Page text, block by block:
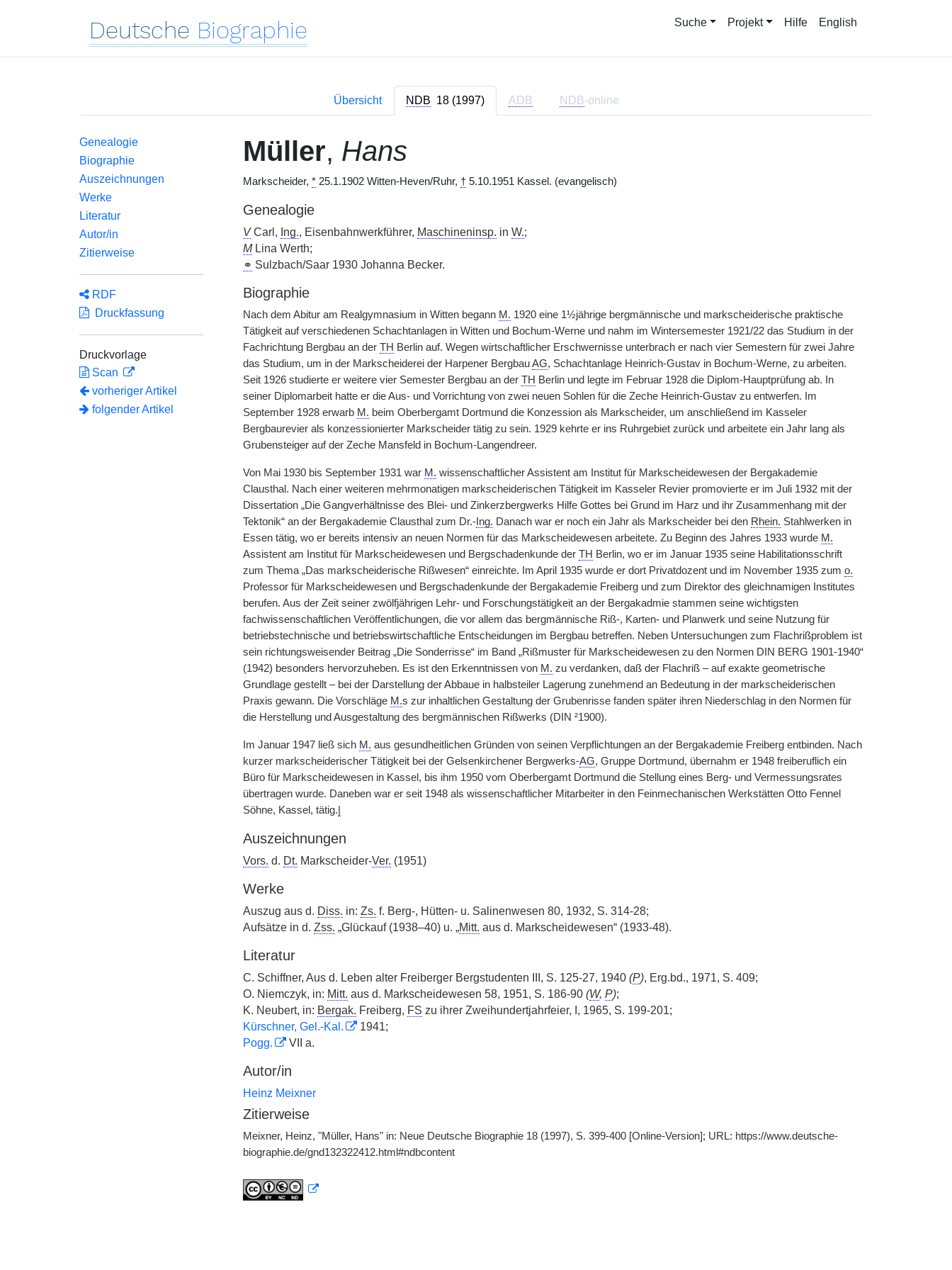
Deutsche Biographie Suche Projekt Hilfe English
Übersicht NDB 18 (1997) ADB NDB-online
Genealogie
Biographie
Auszeichnungen
Werke
Literatur
Autor/in
Zitierweise
RDF
Druckfassung
Druckvorlage
Scan
vorheriger Artikel
folgender Artikel
Müller, Hans
Markscheider, *25.1.1902 Witten-Heven/Ruhr, †5.10.1951 Kassel. (evangelisch)
Genealogie
VCarl, Ing., Eisenbahnwerkführer, Maschineninsp. in W.;
MLina Werth;
⚭ Sulzbach/Saar 1930 Johanna Becker.
Biographie
Nach dem Abitur am Realgymnasium in Witten begann M. 1920 eine 1½jährige bergmännische und markscheiderische praktische
Tätigkeit auf verschiedenen Schachtanlagen in Witten und Bochum-Werne und nahm im Wintersemester 1921/22 das Studium in der
Fachrichtung Bergbau an der TH Berlin auf. Wegen wirtschaftlicher Erschwernisse unterbrach er nach vier Semestern für zwei Jahre
das Studium, um in der Markscheiderei der Harpener BergbauAG, Schachtanlage Heinrich-Gustav in Bochum-Werne, zu arbeiten.
Seit 1926 studierte er weitere vier Semester Bergbau an der TH Berlin und legte im Februar 1928 die Diplom-Hauptprüfung ab. In
seiner Diplomarbeit hatte er die Aus- und Vorrichtung von zwei neuen Sohlen für die Zeche Heinrich-Gustav zu entwerfen. Im
September 1928 erwarb M. beim Oberbergamt Dortmund die Konzession als Markscheider, um anschließend im Kasseler
Bergbaurevier als konzessionierter Markscheider tätig zu sein. 1929 kehrte er ins Ruhrgebiet zurück und arbeitete ein Jahr lang als
Grubensteiger auf der Zeche Mansfeld in Bochum-Langendreer.
Von Mai 1930 bis September 1931 war M. wissenschaftlicher Assistent am Institut für Markscheidewesen der Bergakademie
Clausthal. Nach einer weiteren mehrmonatigen markscheiderischen Tätigkeit im Kasseler Revier promovierte er im Juli 1932 mit der
Dissertation „Die Gangverhältnisse des Blei- und Zinkerzbergwerks Hilfe Gottes bei Grund im Harz und ihr Zusammenhang mit der
Tektonik“ an der Bergakademie Clausthal zum Dr.-Ing. Danach war er noch ein Jahr als Markscheider bei den Rhein. Stahlwerken in
Essen tätig, wo er bereits intensiv an neuen Normen für das Markscheidewesen arbeitete. Zu Beginn des Jahres 1933 wurde M.
Assistent am Institut für Markscheidewesen und Bergschadenkunde der TH Berlin, wo er im Januar 1935 seine Habilitationsschrift
zum Thema| „Das markscheiderische Rißwesen“ einreichte. Im April 1935 wurde er dort Privatdozent und im November 1935 zum o.
Professor für Markscheidewesen und Bergschadenkunde der Bergakademie Freiberg und zum Direktor des gleichnamigen Institutes
berufen. Aus der Zeit seiner zwölfjährigen Lehr- und Forschungstätigkeit an der Bergakadmie stammen seine wichtigsten
fachwissenschaftlichen Veröffentlichungen, die vor allem das bergmännische Riß-, Karten- und Planwerk und seine Nutzung für
betriebstechnische und betriebswirtschaftliche Entscheidungen im Bergbau betreffen. Neben Untersuchungen zum Flachrißproblem ist
sein richtungsweisender Beitrag „Die Sonderrisse“ im Band „Rißmuster für Markscheidewesen zu den Normen DIN BERG 1901-1940“
(1942) besonders hervorzuheben. Es ist den Erkenntnissen von M. zu verdanken, daß der Flachriß – auf exakte geometrische
Grundlage gestellt – bei der Darstellung der Abbaue in halbsteiler Lagerung zunehmend an Bedeutung in der markscheiderischen
Praxis gewann. Die Vorschläge M.s zur inhaltlichen Gestaltung der Grubenrisse fanden später ihren Niederschlag in den Normen für
die Herstellung und Ausgestaltung des bergmännischen Rißwerks (DIN ²1900).
Im Januar 1947 ließ sich M. aus gesundheitlichen Gründen von seinen Verpflichtungen an der Bergakademie Freiberg entbinden. Nach
kurzer markscheiderischer Tätigkeit bei der Gelsenkirchener Bergwerks-AG, Gruppe Dortmund, übernahm er 1948 freiberuflich ein
Büro für Markscheidewesen in Kassel, bis ihm 1950 vom Oberbergamt Dortmund die Stellung eines Berg- und Vermessungsrates
übertragen wurde. Daneben war er seit 1948 als wissenschaftlicher Mitarbeiter in den Feinmechanischen Werkstätten Otto Fennel
Söhne, Kassel, tätig.
Auszeichnungen
Vors. d. Dt. Markscheider-Ver. (1951)
Werke
Auszug aus d. Diss. in: Zs. f. Berg-, Hütten- u. Salinenwesen 80, 1932, S. 314-28;
Aufsätze in d. Zss. „Glückauf (1938–40) u. „Mitt. aus d. Markscheidewesen“ (1933-48).
Literatur
C. Schiffner, Aus d. Leben alter Freiberger Bergstudenten III, S. 125-27, 1940 (P), Erg.bd., 1971, S. 409;
O. Niemczyk, in: Mitt. aus d. Markscheidewesen 58, 1951, S. 186-90 (W, P);
K. Neubert, in: Bergak. Freiberg, FS zu ihrer Zweihundertjahrfeier, I, 1965, S. 199-201;
Kürschner, Gel.-Kal.
1941;
Pogg.
VII a.
Autor/in
Heinz Meixner
Zitierweise
Meixner, Heinz, "Müller, Hans" in: Neue Deutsche Biographie 18 (1997), S. 399-400 [Online-Version]; URL: https://www.deutsche-
biographie.de/gnd132322412.html#ndbcontent